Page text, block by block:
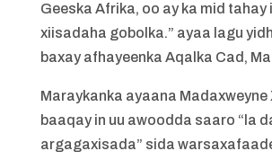
Geeska Afrika, oo ay ka mid tahay
xiisadaha gobolka.” ayaa lagu
baxay afhayeenka Aqalka Cad,
Maraykanka ayaana Madaxweyne
baaqay in uu awoodda saaro “la
argagaxisada” sida